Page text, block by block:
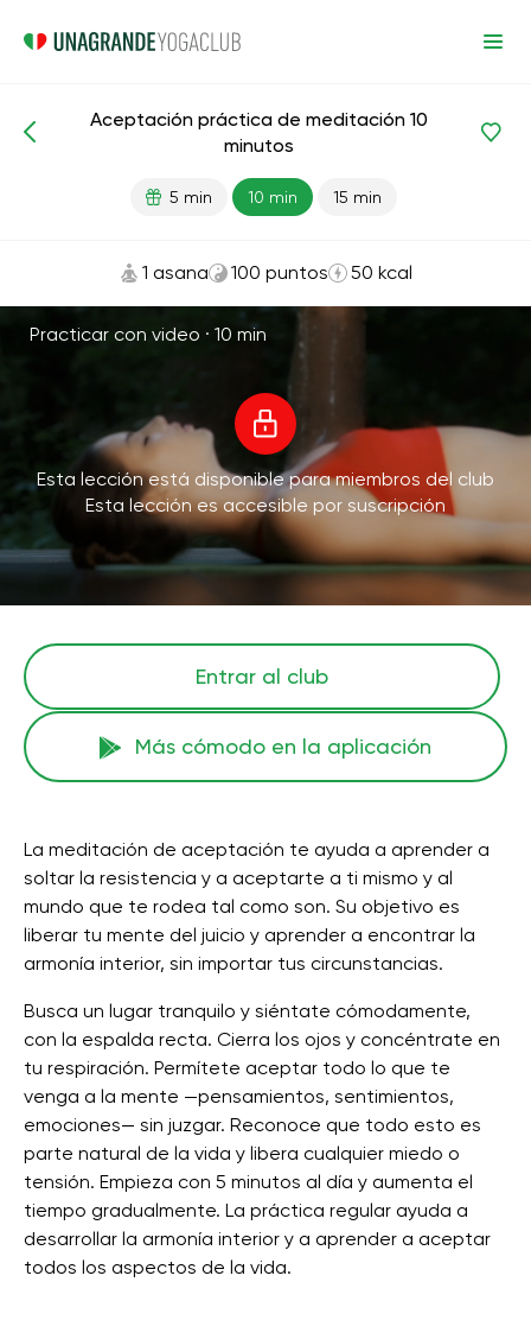
Meditaciones y respiración Aceptación
Aceptación práctica de meditación 10
minutos
5 min 10 min 15 min
1 asana 100 puntos 50 kcal
Practicar con video · 10 min
Esta lección está disponible para miembros del club
Esta lección es accesible por suscripción
Entrar al club
Más cómodo en la aplicación
La meditación de aceptación te ayuda a aprender a
soltar la resistencia y a aceptarte a ti mismo y al
mundo que te rodea tal como son. Su objetivo es
liberar tu mente del juicio y aprender a encontrar la
armonía interior, sin importar tus circunstancias.
Busca un lugar tranquilo y siéntate cómodamente,
con la espalda recta. Cierra los ojos y concéntrate en
tu respiración. Permítete aceptar todo lo que te
venga a la mente —pensamientos, sentimientos,
emociones— sin juzgar. Reconoce que todo esto es
parte natural de la vida y libera cualquier miedo o
tensión. Empieza con 5 minutos al día y aumenta el
tiempo gradualmente. La práctica regular ayuda a
desarrollar la armonía interior y a aprender a aceptar
todos los aspectos de la vida.